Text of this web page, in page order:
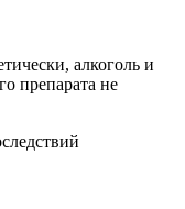
алкоголь и
препарата не